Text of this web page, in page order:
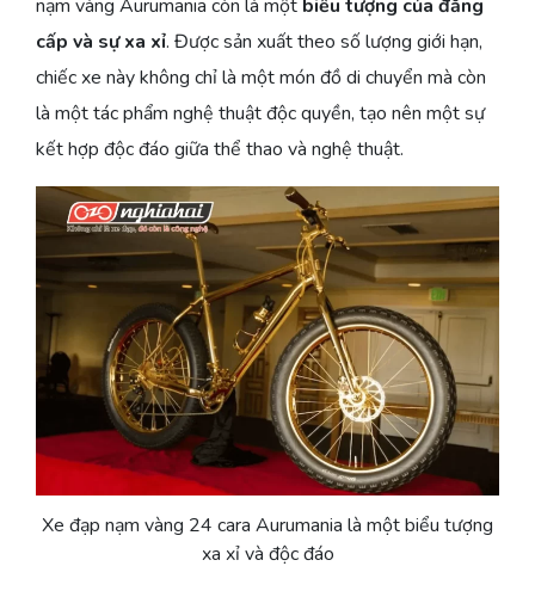
nạm vàng Aurumania còn là một biểu tượng của đẳng
cấp và sự xa xỉ. Được sản xuất theo số lượng giới hạn,
chiếc xe này không chỉ là một món đồ di chuyển mà còn
là một tác phẩm nghệ thuật độc quyền, tạo nên một sự
kết hợp độc đáo giữa thể thao và nghệ thuật.
Xe đạp nạm vàng 24 cara Aurumania là một biểu tượng
xa xỉ và độc đáo